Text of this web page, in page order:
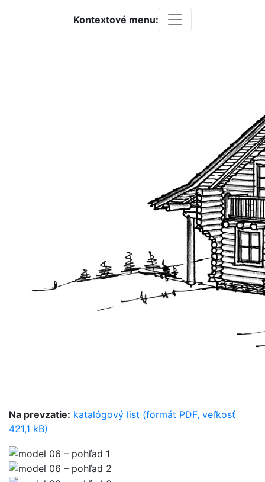
Kontextové menu:
Na prevzatie: katalógový list (formát PDF, veľkosť
421,1 kB)